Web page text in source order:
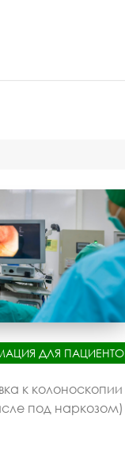
ДЛЯ
к колоноскопии
под наркозом)